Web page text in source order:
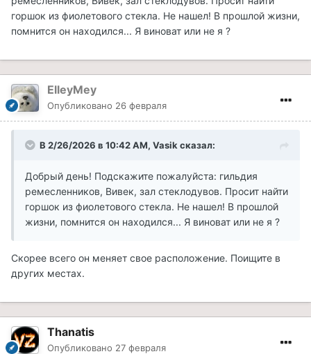
горшок из фиолетового стекла. Не нашел! В прошлой жизни,
помнится он находился... Я виноват или не я ?
ElleyMey
Опубликовано 26 февраля
В 2/26/2026 в 10:42 AM, Vasik сказал:
Добрый день! Подскажите пожалуйста: гильдия
ремесленников, Вивек, зал стеклодувов. Просит найти
горшок из фиолетового стекла. Не нашел! В прошлой
жизни, помнится он находился... Я виноват или не я ?
Скорее всего он меняет свое расположение. Поищите в
других местах.
Thanatis
Опубликовано 27 февраля